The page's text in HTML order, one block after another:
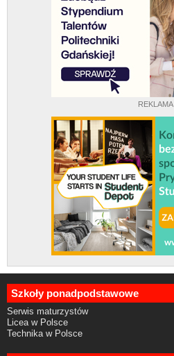
REKLAMA
Szkoły ponadpodstawowe
Serwis maturzystów
Licea w Polsce
Technika w Polsce